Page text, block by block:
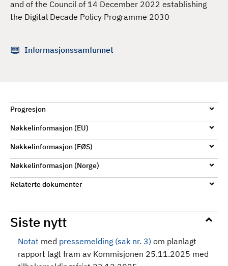
and of the Council of 14 December 2022 establishing
the Digital Decade Policy Programme 2030
Informasjonssamfunnet
Progresjon
Nøkkelinformasjon (EU)
Nøkkelinformasjon (EØS)
Nøkkelinformasjon (Norge)
Relaterte dokumenter
Siste nytt
Notat med pressemelding (sak nr. 3) om planlagt
rapport lagt fram av Kommisjonen 25.11.2025 med